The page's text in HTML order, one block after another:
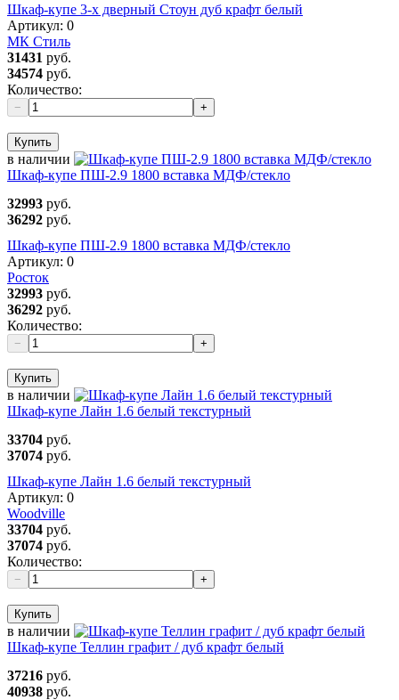
Шкаф-купе 3-х дверный Стоун дуб крафт белый
Артикул: 0
МК Стиль
31431 руб.
34574 руб.
Количество:
− +
Купить
в наличии
Шкаф-купе ПШ-2.9 1800 вставка МДФ/стекло
32993 руб.
36292 руб.
Шкаф-купе ПШ-2.9 1800 вставка МДФ/стекло
Артикул: 0
Росток
32993 руб.
36292 руб.
Количество:
− +
Купить
в наличии
Шкаф-купе Лайн 1.6 белый текстурный
33704 руб.
37074 руб.
Шкаф-купе Лайн 1.6 белый текстурный
Артикул: 0
Woodville
33704 руб.
37074 руб.
Количество:
− +
Купить
в наличии
Шкаф-купе Теллин графит / дуб крафт белый
37216 руб.
40938 руб.